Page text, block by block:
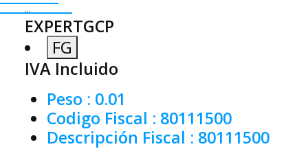
...
EXPERTGCP
FG
IVA Incluido
Peso : 0.01
Codigo Fiscal : 80111500
Descripción Fiscal : 80111500